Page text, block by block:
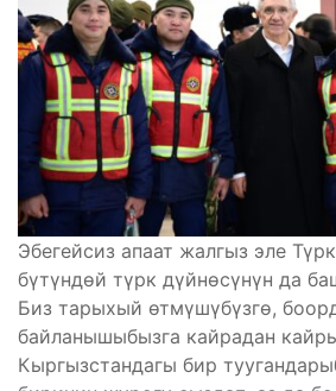
Эбегейсиз апаат жалгыз эле
бүтүндөй түрк дүйнөсүнүн да
Биз тарыхый өтмүшүбүзгө,
байланышыбызга кайрадан
Кыргызстандагы бир